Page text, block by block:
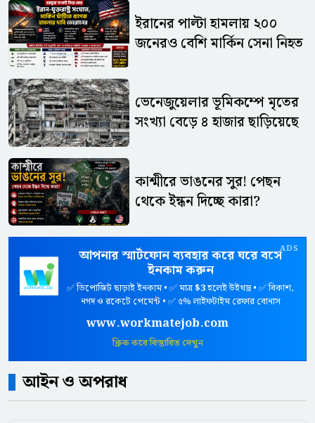
ইরানের পাল্টা হামলায় ২০০
জনেরও বেশি মার্কিন সেনা নিহত
ভেনেজুয়েলার ভূমিকম্পে মৃতের
সংখ্যা বেড়ে ৪ হাজার ছাড়িয়েছে
কাশ্মীরে ভাঙনের সুর! পেছন
থেকে ইন্ধন দিচ্ছে কারা?
ADS
আপনার স্মার্টফোন ব্যবহার করে ঘরে বসে
ইনকাম করুন
✅ ডিপোজিট ছাড়াই ইনকাম • ✅ মাত্র$3হলেই উইথড্র • ✅ বিকাশ,
নগদ ও রকেটে পেমেন্ট • ✅ ৫% লাইফটাইম রেফার বোনাস
www.workmatejob.com
ক্লিক করে বিস্তারিত দেখুন
আইন ও অপরাধ